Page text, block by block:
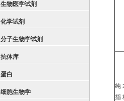
生物医学试剂
化学试剂
分子生物学试剂
抗体库
蛋白
细胞生物学
纯
指